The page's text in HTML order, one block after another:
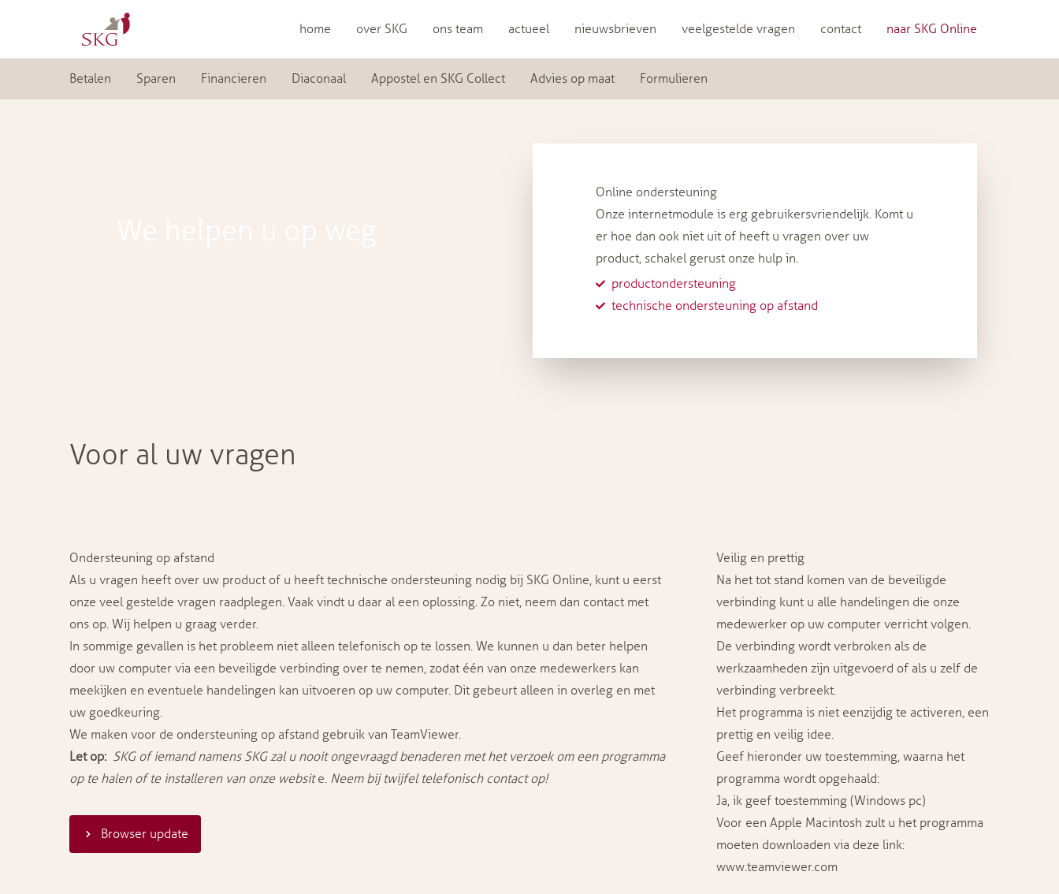
home over SKG ons team actueel nieuwsbrieven veelgestelde vragen contact naar SKG Online
Betalen Sparen Financieren Diaconaal Appostel en SKG Collect Advies op maat Formulieren
Online ondersteuning
Onze internetmodule is erg gebruikersvriendelijk. Komt u
er hoe dan ook niet uit of heeft u vragen over uw
product, schakel gerust onze hulp in.
productondersteuning
technische ondersteuning op afstand
Voor al uw vragen
Ondersteuning op afstand
Als u vragen heeft over uw product of u heeft technische ondersteuning nodig bij SKG Online, kunt u eerst
onze veel gestelde vragen raadplegen. Vaak vindt u daar al een oplossing. Zo niet, neem dan contact met
ons op. Wij helpen u graag verder.
In sommige gevallen is het probleem niet alleen telefonisch op te lossen. We kunnen u dan beter helpen
door uw computer via een beveiligde verbinding over te nemen, zodat één van onze medewerkers kan
meekijken en eventuele handelingen kan uitvoeren op uw computer. Dit gebeurt alleen in overleg en met
uw goedkeuring.
We maken voor de ondersteuning op afstand gebruik van TeamViewer.
Let op: SKG of iemand namens SKG zal u nooit ongevraagd benaderen met het verzoek om een programma
op te halen of te installeren van onze website. Neem bij twijfel telefonisch contactop!
Browser update
Veilig en prettig
Na het tot stand komen van de beveiligde
verbinding kunt u alle handelingen die onze
medewerker op uw computer verricht volgen.
De verbinding wordt verbroken als de
werkzaamheden zijn uitgevoerd of als u zelf de
verbinding verbreekt.
Het programma is niet eenzijdig te activeren, een
prettig en veilig idee.
Geef hieronder uw toestemming, waarna het
programma wordt opgehaald:
Ja, ik geef toestemming (Windows pc)
Voor een Apple Macintosh zult u het programma
moeten downloaden via deze link:
www.teamviewer.com